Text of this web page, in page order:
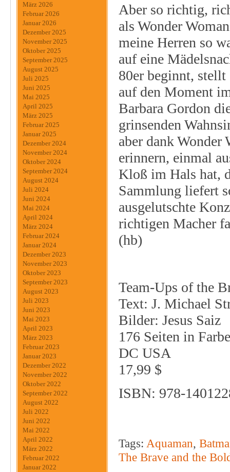
März 2026
Februar 2026
Januar 2026
Dezember 2025
November 2025
Oktober 2025
September 2025
August 2025
Juli 2025
Juni 2025
Mai 2025
April 2025
März 2025
Februar 2025
Januar 2025
Dezember 2024
November 2024
Oktober 2024
September 2024
August 2024
Juli 2024
Juni 2024
Mai 2024
April 2024
März 2024
Februar 2024
Januar 2024
Dezember 2023
November 2023
Oktober 2023
September 2023
August 2023
Juli 2023
Juni 2023
Mai 2023
April 2023
März 2023
Februar 2023
Januar 2023
Dezember 2022
November 2022
Oktober 2022
September 2022
August 2022
Juli 2022
Juni 2022
Mai 2022
April 2022
März 2022
Februar 2022
Januar 2022
Aber so richtig,
als Wonder
meine Herren so
auf eine
80er beginnt, stellt
auf den Moment
Barbara Gordon
grinsenden
aber dank Wonder
erinnern, einmal
Kloß im Hals hat,
Sammlung liefert
ausgelutschte
richtigen Macher
(hb)
Team-Ups of the
Text: J. Michael
Bilder: Jesus Saiz
176 Seiten in
DC USA
17,99 $
ISBN: 978-
Tags: Aquaman,
The Brave and the